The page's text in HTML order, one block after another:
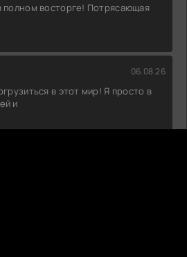
полном восторге! Потрясающая
06.08.26
в этот мир! Я просто в
и